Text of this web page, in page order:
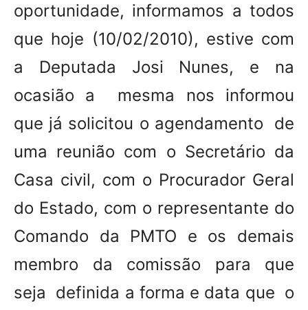
oportunidade, informamos a todos
que hoje (10/02/2010), estive com
a Deputada Josi Nunes, e na
ocasião a mesma nos informou
que já solicitou o agendamento de
uma reunião com o Secretário da
Casa civil, com o Procurador Geral
do Estado, com o representante do
Comando da PMTO e os demais
membro da comissão para que
seja definida a forma e data que o